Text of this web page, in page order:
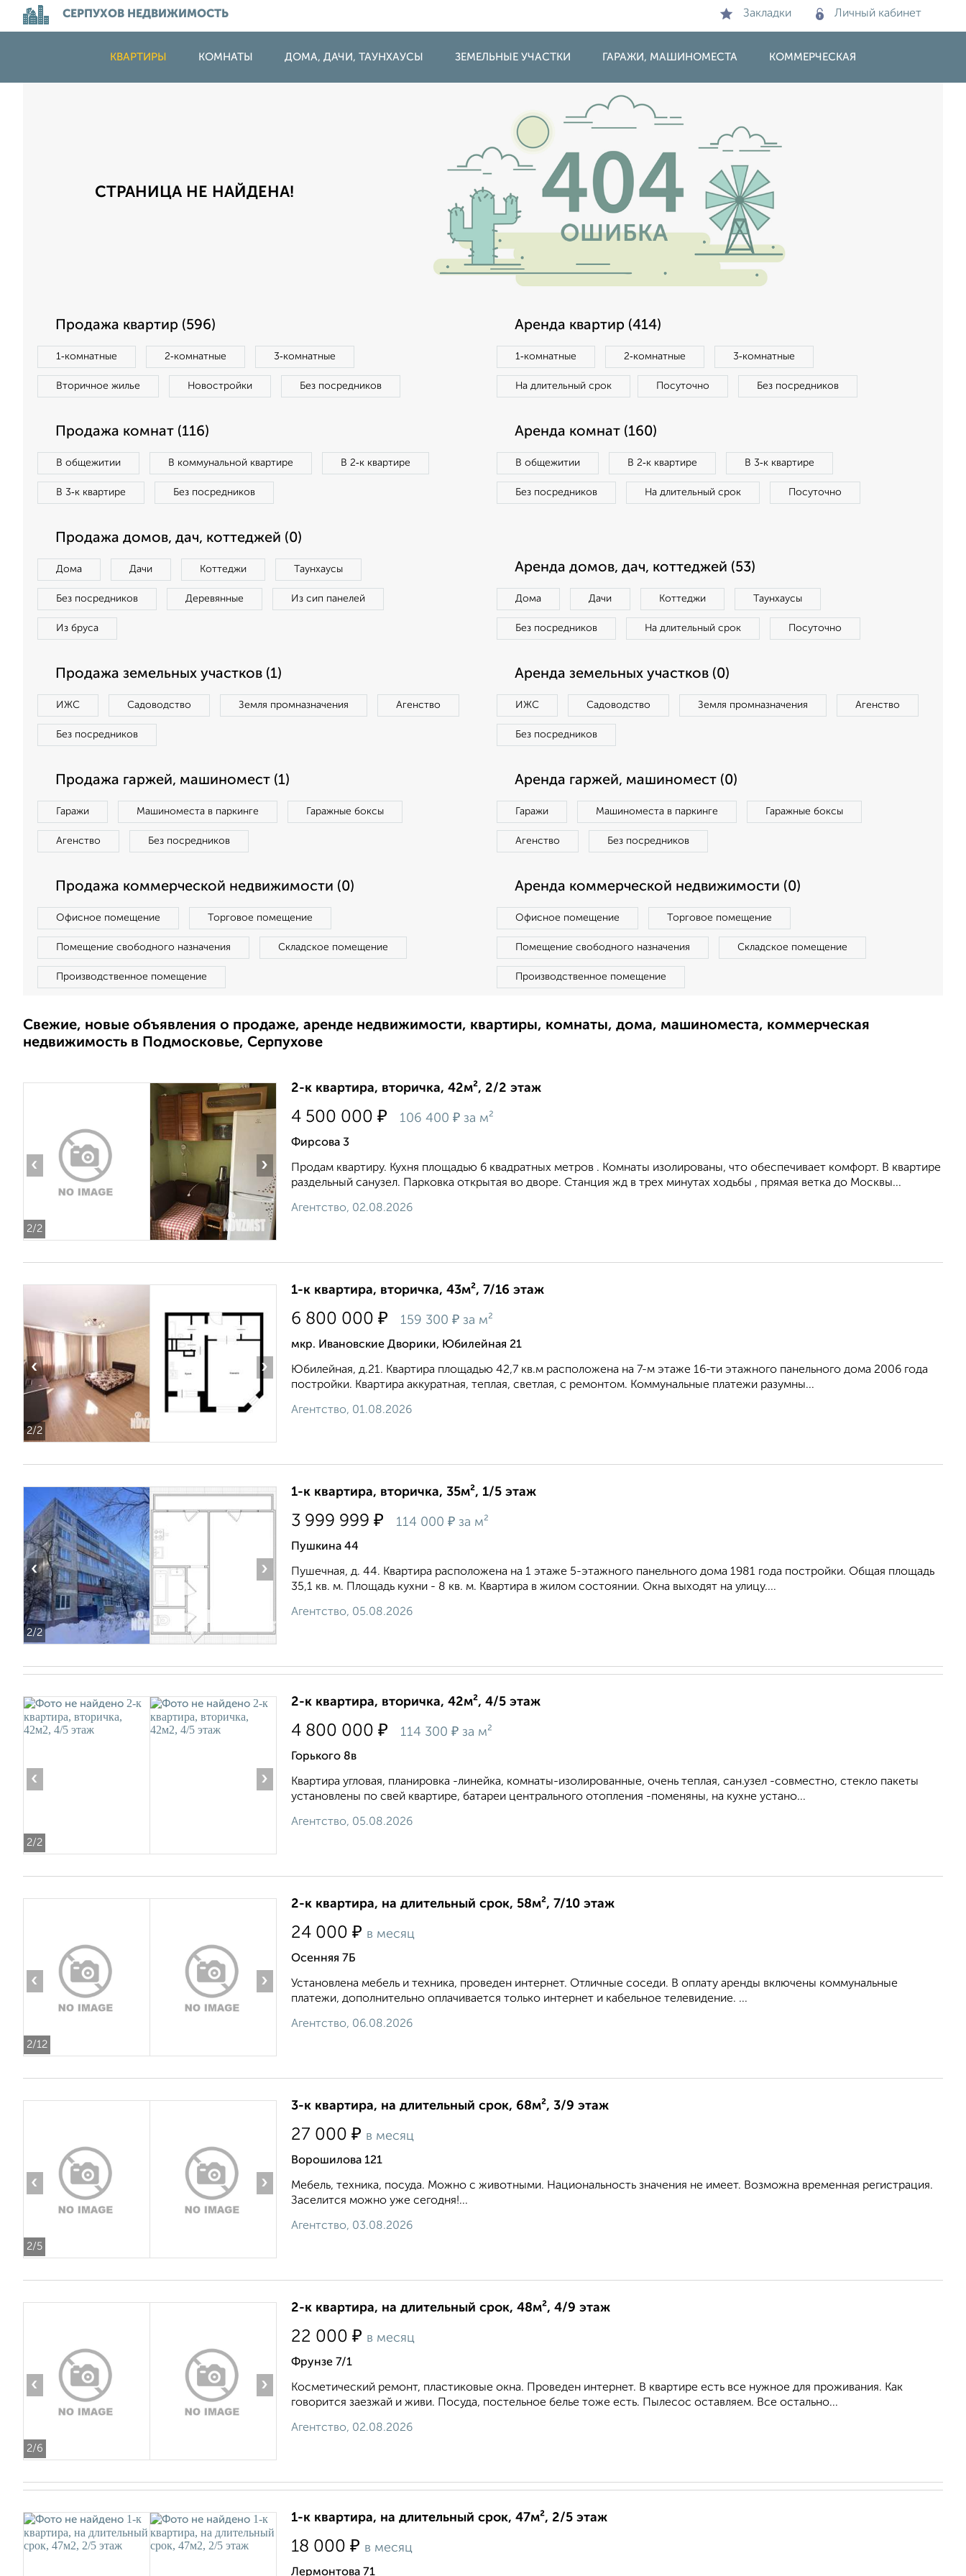
СЕРПУХОВ НЕДВИЖИМОСТЬ Закладки Личный кабинет
КВАРТИРЫ КОМНАТЫ ДОМА, ДАЧИ, ТАУНХАУСЫ ЗЕМЕЛЬНЫЕ УЧАСТКИ ГАРАЖИ, МАШИНОМЕСТА КОММЕРЧЕСКАЯ
СТРАНИЦА НЕ НАЙДЕНА!
Продажа квартир (596)
1‑комнатные 2‑комнатные 3‑комнатные
Вторичное жилье Новостройки Без посредников
Аренда квартир (414)
1‑комнатные 2‑комнатные 3‑комнатные
На длительный срок Посуточно Без посредников
Продажа комнат (116)
В общежитии В коммунальной квартире В 2‑к квартире
В 3‑к квартире Без посредников
Аренда комнат (160)
В общежитии В 2‑к квартире В 3‑к квартире
Без посредников На длительный срок Посуточно
Продажа домов, дач, коттеджей (0)
Дома Дачи Коттеджи Таунхаусы
Без посредников Деревянные Из сип панелей
Из бруса
Аренда домов, дач, коттеджей (53)
Дома Дачи Коттеджи Таунхаусы
Без посредников На длительный срок Посуточно
Продажа земельных участков (1)
ИЖС Садоводство Земля промназначения Агенство
Без посредников
Аренда земельных участков (0)
ИЖС Садоводство Земля промназначения Агенство
Без посредников
Продажа гаржей, машиномест (1)
Гаражи Машиноместа в паркинге Гаражные боксы
Агенство Без посредников
Аренда гаржей, машиномест (0)
Гаражи Машиноместа в паркинге Гаражные боксы
Агенство Без посредников
Продажа коммерческой недвижимости (0)
Офисное помещение Торговое помещение
Помещение свободного назначения Складское помещение
Производственное помещение
Аренда коммерческой недвижимости (0)
Офисное помещение Торговое помещение
Помещение свободного назначения Складское помещение
Производственное помещение
Свежие, новые объявления о продаже, аренде недвижимости, квартиры, комнаты, дома, машиноместа, коммерческая
недвижимость в Подмосковье, Серпухове
2/2
‹ ›
2-к квартира, вторичка, 42м², 2/2 этаж
4 500 000 ₽ 106 400 ₽ за м²
Фирсова 3
Продам квартиру. Кухня площадью 6 квадратных метров . Комнаты изолированы, что обеспечивает комфорт. В квартире
раздельный санузел. Парковка открытая во дворе. Станция жд в трех минутах ходьбы , прямая ветка до Москвы...
Агентство, 02.08.2026
2/2
‹ ›
1-к квартира, вторичка, 43м², 7/16 этаж
6 800 000 ₽ 159 300 ₽ за м²
мкр. Ивановские Дворики, Юбилейная 21
Юбилейная, д.21. Квартира площадью 42,7 кв.м расположена на 7-м этаже 16-ти этажного панельного дома 2006 года
постройки. Квартира аккуратная, теплая, светлая, с ремонтом. Коммунальные платежи разумны...
Агентство, 01.08.2026
2/2
‹ ›
1-к квартира, вторичка, 35м², 1/5 этаж
3 999 999 ₽ 114 000 ₽ за м²
Пушкина 44
Пушечная, д. 44. Квартира расположена на 1 этаже 5-этажного панельного дома 1981 года постройки. Общая площадь
35,1 кв. м. Площадь кухни - 8 кв. м. Квартира в жилом состоянии. Окна выходят на улицу....
Агентство, 05.08.2026
2/2
‹ ›
2-к квартира, вторичка, 42м², 4/5 этаж
4 800 000 ₽ 114 300 ₽ за м²
Горького 8в
Квартира угловая, планировка -линейка, комнаты-изолированные, очень теплая, сан.узел -совместно, стекло пакеты
установлены по свей квартире, батареи центрального отопления -поменяны, на кухне устано...
Агентство, 05.08.2026
2/12
‹ ›
2-к квартира, на длительный срок, 58м², 7/10 этаж
24 000 ₽ в месяц
Осенняя 7Б
Установлена мебель и техника, проведен интернет. Отличные соседи. В оплату аренды включены коммунальные
платежи, дополнительно оплачивается только интернет и кабельное телевидение. ...
Агентство, 06.08.2026
2/5
‹ ›
3-к квартира, на длительный срок, 68м², 3/9 этаж
27 000 ₽ в месяц
Ворошилова 121
Мебель, техника, посуда. Можно с животными. Национальность значения не имеет. Возможна временная регистрация.
Заселится можно уже сегодня!...
Агентство, 03.08.2026
2/6
‹ ›
2-к квартира, на длительный срок, 48м², 4/9 этаж
22 000 ₽ в месяц
Фрунзе 7/1
Косметический ремонт, пластиковые окна. Проведен интернет. В квартире есть все нужное для проживания. Как
говорится заезжай и живи. Посуда, постельное белье тоже есть. Пылесос оставляем. Все остально...
Агентство, 02.08.2026
1-к квартира, на длительный срок, 47м², 2/5 этаж
18 000 ₽ в месяц
Лермонтова 71